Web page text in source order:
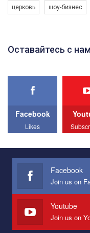
Якщо ти хочеш
best video,
We appeal to your
All you have to do is to
Эмоционально
представляющий
Мы просим вас
наш план по борьбе с
СОГИ в Украине.
Все, что вам нужно
церковь шоу-бизнес
Оставайтесь с
Facebook
Likes
Facebook
Youtube
Join us on